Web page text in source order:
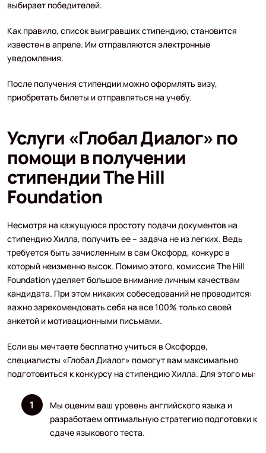
выбирает победителей.
Как правило, список выигравших стипендию, становится
известен в апреле. Им отправляются электронные
уведомления.
После получения стипендии можно оформлять визу,
приобретать билеты и отправляться на учебу.
Услуги «Глобал Диалог» по
помощи в получении
стипендии The Hill
Foundation
Несмотря на кажущуюся простоту подачи документов на
стипендию Хилла, получить ее – задача не из легких. Ведь
требуется быть зачисленным в сам Оксфорд, конкурс в
который неизменно высок. Помимо этого, комиссия The Hill
Foundation уделяет большое внимание личным качествам
кандидата. При этом никаких собеседований не проводится:
важно зарекомендовать себя на все 100% только своей
анкетой и мотивационными письмами.
Если вы мечтаете бесплатно учиться в Оксфорде,
специалисты «Глобал Диалог» помогут вам максимально
подготовиться к конкурсу на стипендию Хилла. Для этого мы:
Мы оценим ваш уровень английского языка и
разработаем оптимальную стратегию подготовки к
сдаче языкового теста.